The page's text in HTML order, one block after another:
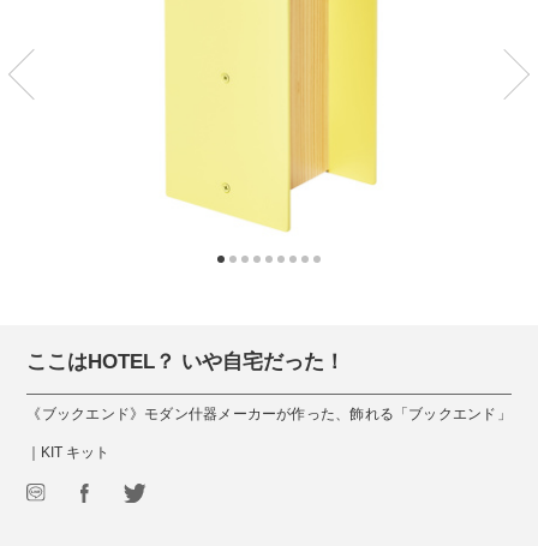
ここはHOTEL？ いや自宅だった！
《ブックエンド》モダン什器メーカーが作った、飾れる「ブックエンド」
｜KIT キット